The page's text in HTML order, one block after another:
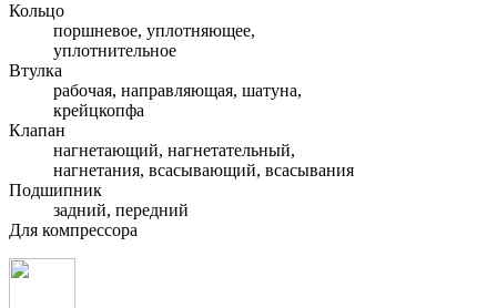
Кольцо
поршневое, уплотняющее,
уплотнительное
Втулка
рабочая, направляющая, шатуна,
крейцкопфа
Клапан
нагнетающий, нагнетательный,
нагнетания, всасывающий, всасывания
Подшипник
задний, передний
Для компрессора